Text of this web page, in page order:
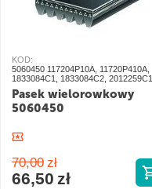
KOD:
5060450 117204P10A, 11720P410A,
1833084C1, 1833084C2, 2012259C1
Pasek wielorowkowy
5060450
70,00 zł
66,50 zł